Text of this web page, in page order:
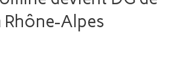
Rhône-Alpes